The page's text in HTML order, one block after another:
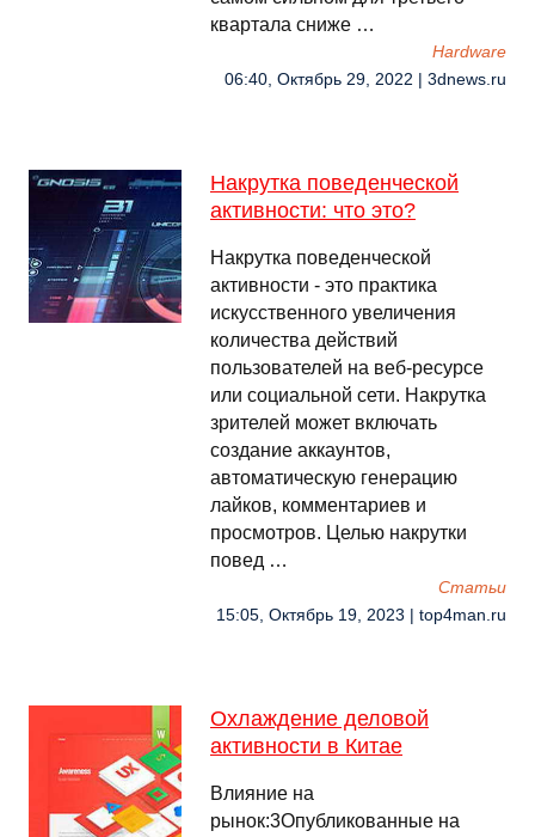
квартала сниже …
Hardware
06:40, Октябрь 29, 2022 | 3dnews.ru
Накрутка поведенческой
активности: что это?
Накрутка поведенческой
активности - это практика
искусственного увеличения
количества действий
пользователей на веб-ресурсе
или социальной сети. Накрутка
зрителей может включать
создание аккаунтов,
автоматическую генерацию
лайков, комментариев и
просмотров. Целью накрутки
повед …
Cтатьи
15:05, Октябрь 19, 2023 | top4man.ru
Охлаждение деловой
активности в Китае
Влияние на
рынок:3Опубликованные на